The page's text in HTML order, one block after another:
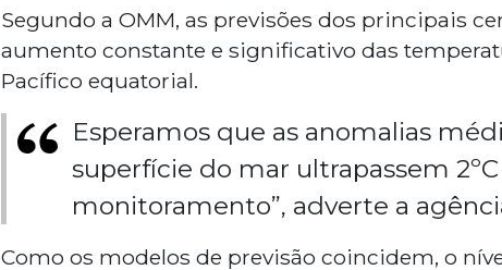
Segundo a OMM, as previsões dos principais
aumento constante e significativo das
Pacífico equatorial.
Esperamos que as anomalias
superfície do mar ultrapassem
monitoramento”, adverte a
Como os modelos de previsão coincidem, o